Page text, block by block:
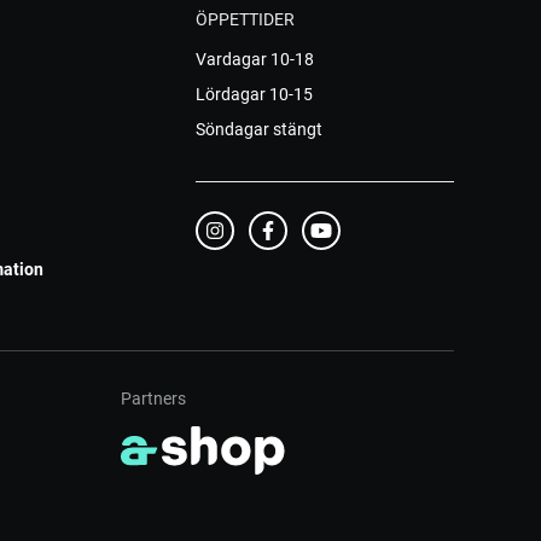
ÖPPETTIDER
Vardagar 10-18
Lördagar 10-15
Söndagar stängt
Partners